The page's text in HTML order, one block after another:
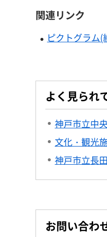
関連リンク
ピクトグラム
よく見られ
神戸市立中
文化・観光
神戸市立長
お問い合わ